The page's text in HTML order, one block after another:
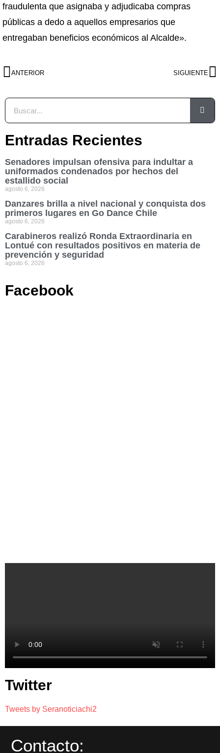
fraudulenta que asignaba y adjudicaba compras
públicas a dedo a aquellos empresarios que
entregaban beneficios económicos al Alcalde».
ANTERIOR SIGUIENTE
Entradas Recientes
Senadores impulsan ofensiva para indultar a
uniformados condenados por hechos del
estallido social
agosto 6, 2026
Danzares brilla a nivel nacional y conquista dos
primeros lugares en Go Dance Chile
agosto 6, 2026
Carabineros realizó Ronda Extraordinaria en
Lontué con resultados positivos en materia de
prevención y seguridad
agosto 6, 2026
Facebook
Twitter
Tweets by Seranoticiachi2
Contacto: